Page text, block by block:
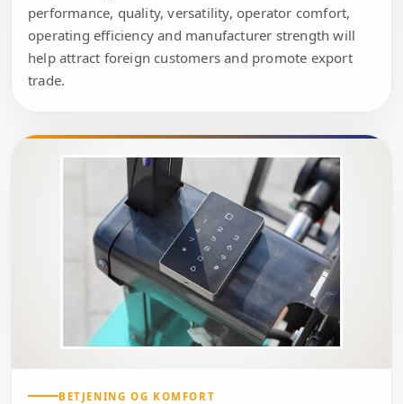
performance, quality, versatility, operator comfort,
operating efficiency and manufacturer strength will
help attract foreign customers and promote export
trade.
BETJENING OG KOMFORT